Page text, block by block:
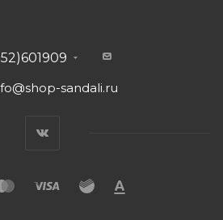
sandali.ru